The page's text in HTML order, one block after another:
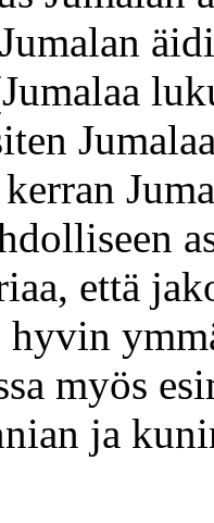
että
myös
ja